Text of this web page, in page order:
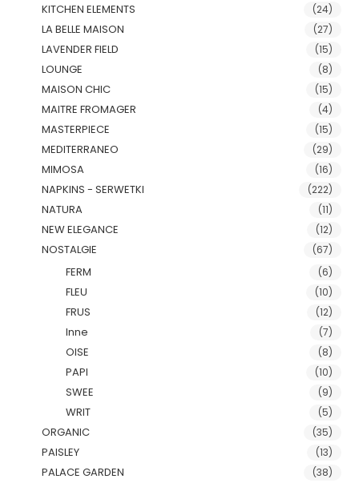
KITCHEN ELEMENTS (24)
LA BELLE MAISON (27)
LAVENDER FIELD (15)
LOUNGE (8)
MAISON CHIC (15)
MAITRE FROMAGER (4)
MASTERPIECE (15)
MEDITERRANEO (29)
MIMOSA (16)
NAPKINS - SERWETKI (222)
NATURA (11)
NEW ELEGANCE (12)
NOSTALGIE (67)
FERM (6)
FLEU (10)
FRUS (12)
Inne (7)
OISE (8)
PAPI (10)
SWEE (9)
WRIT (5)
ORGANIC (35)
PAISLEY (13)
PALACE GARDEN (38)